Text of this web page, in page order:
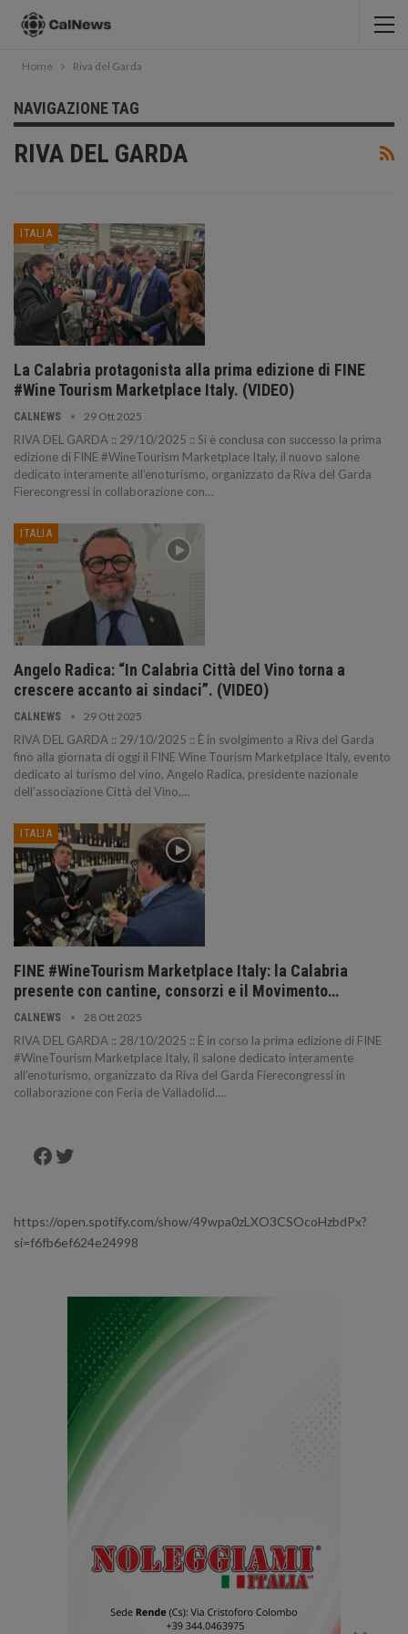
Home Riva del Garda
NAVIGAZIONE TAG
RIVA DEL GARDA
ITALIA
La Calabria protagonista alla prima edizione di FINE
#Wine Tourism Marketplace Italy. (VIDEO)
CALNEWS 29 Ott 2025
RIVA DEL GARDA :: 29/10/2025 :: Si è conclusa con successo la prima
edizione di FINE #WineTourism Marketplace Italy, il nuovo salone
dedicato interamente all’enoturismo, organizzato da Riva del Garda
Fierecongressi in collaborazione con…
ITALIA
Angelo Radica: “In Calabria Città del Vino torna a
crescere accanto ai sindaci”. (VIDEO)
CALNEWS 29 Ott 2025
RIVA DEL GARDA :: 29/10/2025 :: È in svolgimento a Riva del Garda
fino alla giornata di oggi il FINE Wine Tourism Marketplace Italy, evento
dedicato al turismo del vino, Angelo Radica, presidente nazionale
dell’associazione Città del Vino,…
ITALIA
FINE #WineTourism Marketplace Italy: la Calabria
presente con cantine, consorzi e il Movimento…
CALNEWS 28 Ott 2025
RIVA DEL GARDA :: 28/10/2025 :: È in corso la prima edizione di FINE
#WineTourism Marketplace Italy, il salone dedicato interamente
all’enoturismo, organizzato da Riva del Garda Fierecongressi in
collaborazione con Feria de Valladolid.…
Facebook
Twitter
https://open.spotify.com/show/49wpa0zLXO3CSOcoHzbdPx?
si=f6fb6ef624e24998